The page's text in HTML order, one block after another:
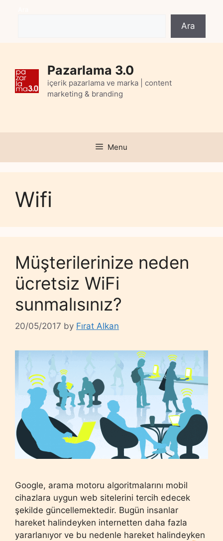
Ara
Pazarlama 3.0
içerik pazarlama ve marka | content
marketing & branding
Menu
Wifi
Müşterilerinize neden
ücretsiz WiFi
sunmalısınız?
20/05/2017 by Fırat Alkan
Google, arama motoru algoritmalarını mobil
cihazlara uygun web sitelerini tercih edecek
şekilde güncellemektedir. Bugün insanlar
hareket halindeyken internetten daha fazla
yararlanıyor ve bu nedenle hareket halindeyken